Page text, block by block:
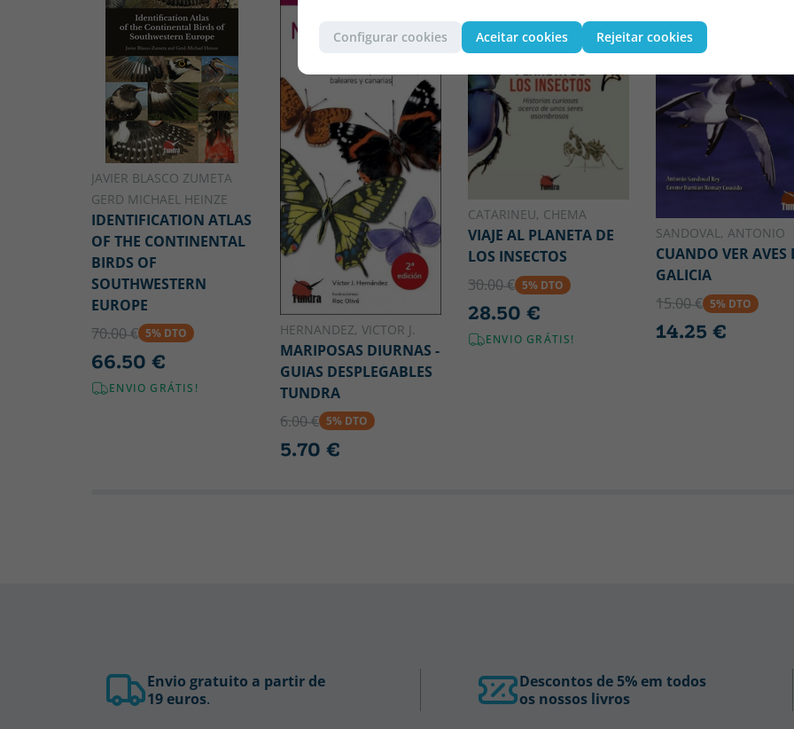
Configurar cookies Aceitar cookies Rejeitar cookies
JAVIER BLASCO ZUMETA
GERD MICHAEL HEINZE
IDENTIFICATION ATLAS
OF THE CONTINENTAL
BIRDS OF
SOUTHWESTERN
EUROPE
70.00 € 5% DTO
66.50 €
ENVIO GRÁTIS!
HERNANDEZ, VICTOR J.
MARIPOSAS DIURNAS -
GUIAS DESPLEGABLES
TUNDRA
6.00 € 5% DTO
5.70 €
CATARINEU, CHEMA
VIAJE AL PLANETA DE
LOS INSECTOS
30.00 € 5% DTO
28.50 €
ENVIO GRÁTIS!
SANDOVAL, ANTONIO
CUANDO VER AVES
GALICIA
15.00 € 5% DTO
14.25 €
Envio gratuito a partir de
19 euros.
Descontos de 5% em todos
os nossos livros